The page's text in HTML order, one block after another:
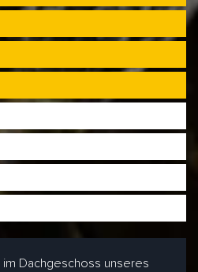
im Dachgeschoss unseres